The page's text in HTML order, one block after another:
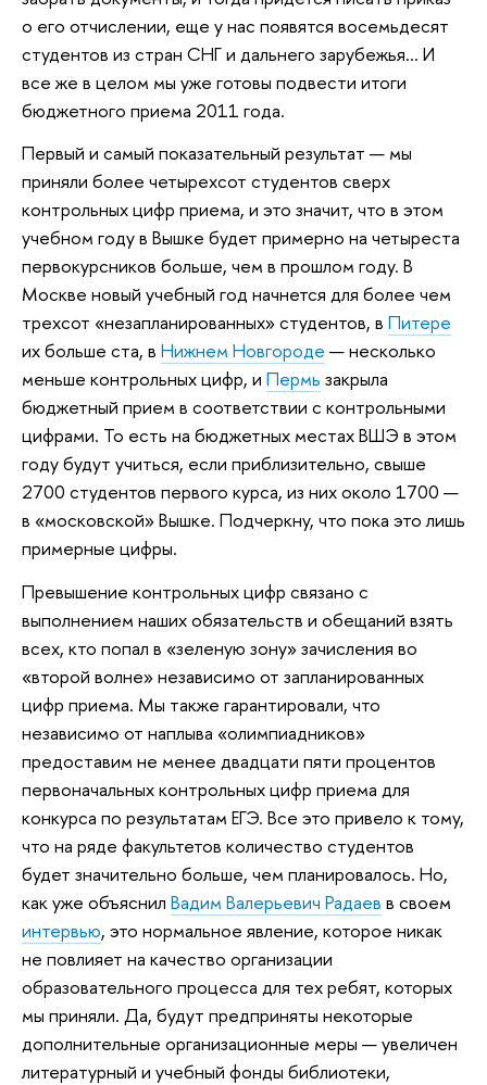
о его отчислении, еще у нас появятся восемьдесят
студентов из стран СНГ и дальнего зарубежья… И
все же в целом мы уже готовы подвести итоги
бюджетного приема 2011 года.
Первый и самый показательный результат — мы
приняли более четырехсот студентов сверх
контрольных цифр приема, и это значит, что в этом
учебном году в Вышке будет примерно на четыреста
первокурсников больше, чем в прошлом году. В
Москве новый учебный год начнется для более чем
трехсот «незапланированных» студентов, в Питере
их больше ста, в Нижнем Новгороде — несколько
меньше контрольных цифр, и Пермь закрыла
бюджетный прием в соответствии с контрольными
цифрами. То есть на бюджетных местах ВШЭ в этом
году будут учиться, если приблизительно, свыше
2700 студентов первого курса, из них около 1700 —
в «московской» Вышке. Подчеркну, что пока это лишь
примерные цифры.
Превышение контрольных цифр связано с
выполнением наших обязательств и обещаний взять
всех, кто попал в «зеленую зону» зачисления во
«второй волне» независимо от запланированных
цифр приема. Мы также гарантировали, что
независимо от наплыва «олимпиадников»
предоставим не менее двадцати пяти процентов
первоначальных контрольных цифр приема для
конкурса по результатам ЕГЭ. Все это привело к тому,
что на ряде факультетов количество студентов
будет значительно больше, чем планировалось. Но,
как уже объяснил Вадим Валерьевич Радаев в своем
интервью, это нормальное явление, которое никак
не повлияет на качество организации
образовательного процесса для тех ребят, которых
мы приняли. Да, будут предприняты некоторые
дополнительные организационные меры — увеличен
литературный и учебный фонды библиотеки,